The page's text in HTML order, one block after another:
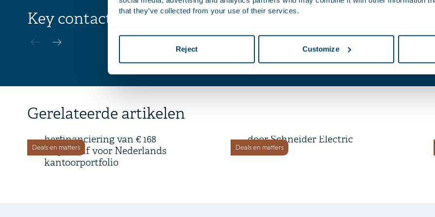
that they’ve collected from your use of their services.
Reject Customize
Key contacts
Pannekoek
Advocaat | Partner
Berger
Advocaat | Partner
Gerelateerde artikelen
Deals en matters
16 juli 2026
herfinanciering van € 168
miljoen af voor Nederlands
kantoorportfolio
Deals en matters
door Schneider Electric